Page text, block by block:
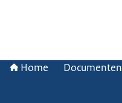
Home Documenten